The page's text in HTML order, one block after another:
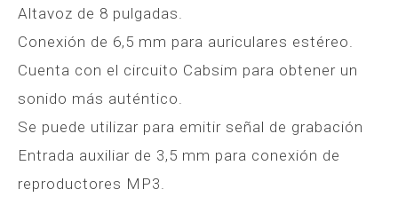
Altavoz de 8 pulgadas.
Conexión de 6,5 mm para auriculares estéreo.
Cuenta con el circuito Cabsim para obtener un
sonido más auténtico.
Se puede utilizar para emitir señal de grabación
Entrada auxiliar de 3,5 mm para conexión de
reproductores MP3.